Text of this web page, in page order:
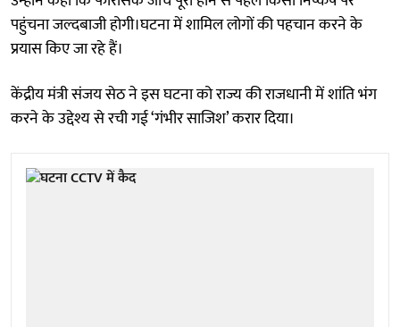
पहुंचना जल्दबाजी होगी।घटना में शामिल लोगों की पहचान करने के
प्रयास किए जा रहे हैं।
केंद्रीय मंत्री संजय सेठ ने इस घटना को राज्य की राजधानी में शांति भंग
करने के उद्देश्य से रची गई ‘गंभीर साजिश’ करार दिया।